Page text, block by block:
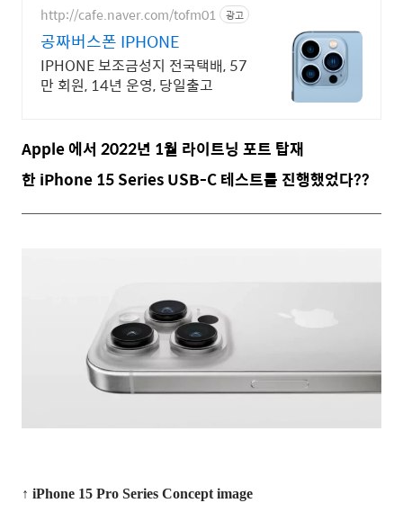
http://cafe.naver.com/tofm01 광고
공짜버스폰 IPHONE
IPHONE 보조금성지 전국택배, 57
만 회원, 14년 운영, 당일출고
Apple 에서 2022년 1월 라이트닝 포트 탑재
한 iPhone 15 Series USB-C 테스트를 진행했었다??
↑ iPhone 15 Pro Series Concept image